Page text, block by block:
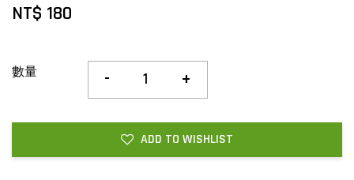
NT$ 180
數量 - +
ADD TO WISHLIST